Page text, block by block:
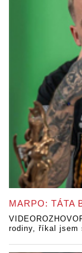
MARPO: TÁTA
rodiny, říkal jsem